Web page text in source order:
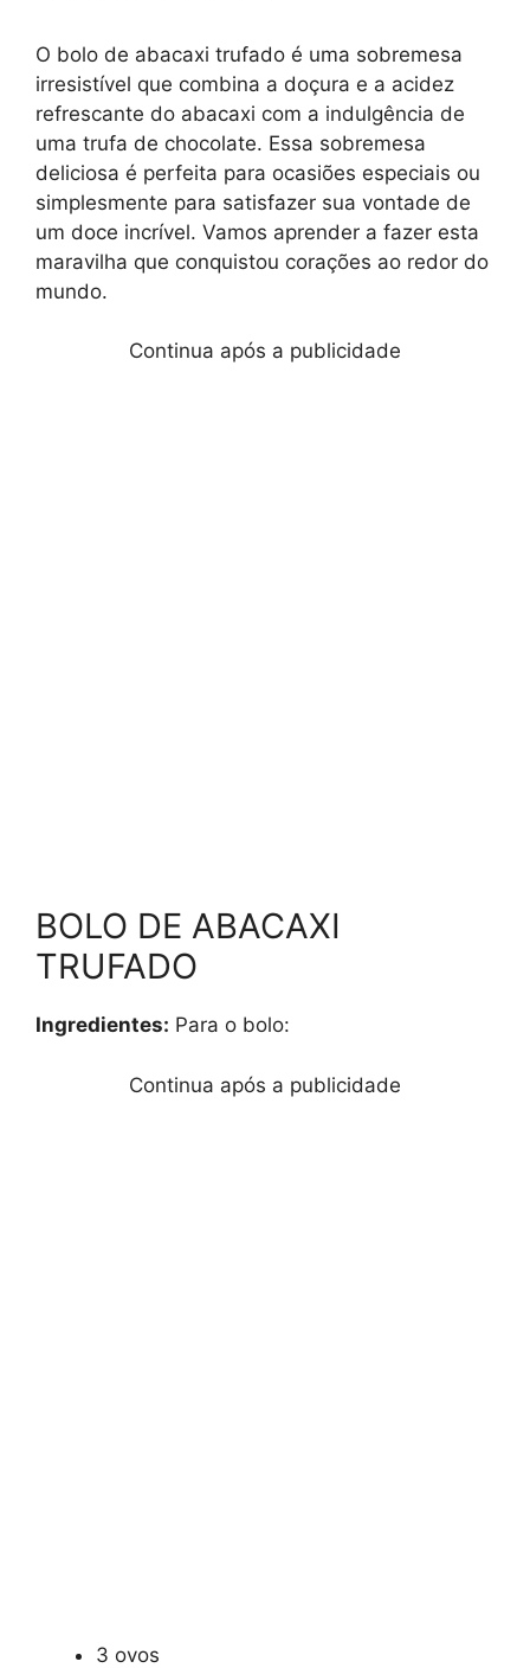
O bolo de abacaxi trufado é uma sobremesa
irresistível que combina a doçura e a acidez
refrescante do abacaxi com a indulgência de
uma trufa de chocolate. Essa sobremesa
deliciosa é perfeita para ocasiões especiais ou
simplesmente para satisfazer sua vontade de
um doce incrível. Vamos aprender a fazer esta
maravilha que conquistou corações ao redor do
mundo.
Continua após a publicidade
BOLO DE ABACAXI
TRUFADO
Ingredientes: Para o bolo:
Continua após a publicidade
3 ovos